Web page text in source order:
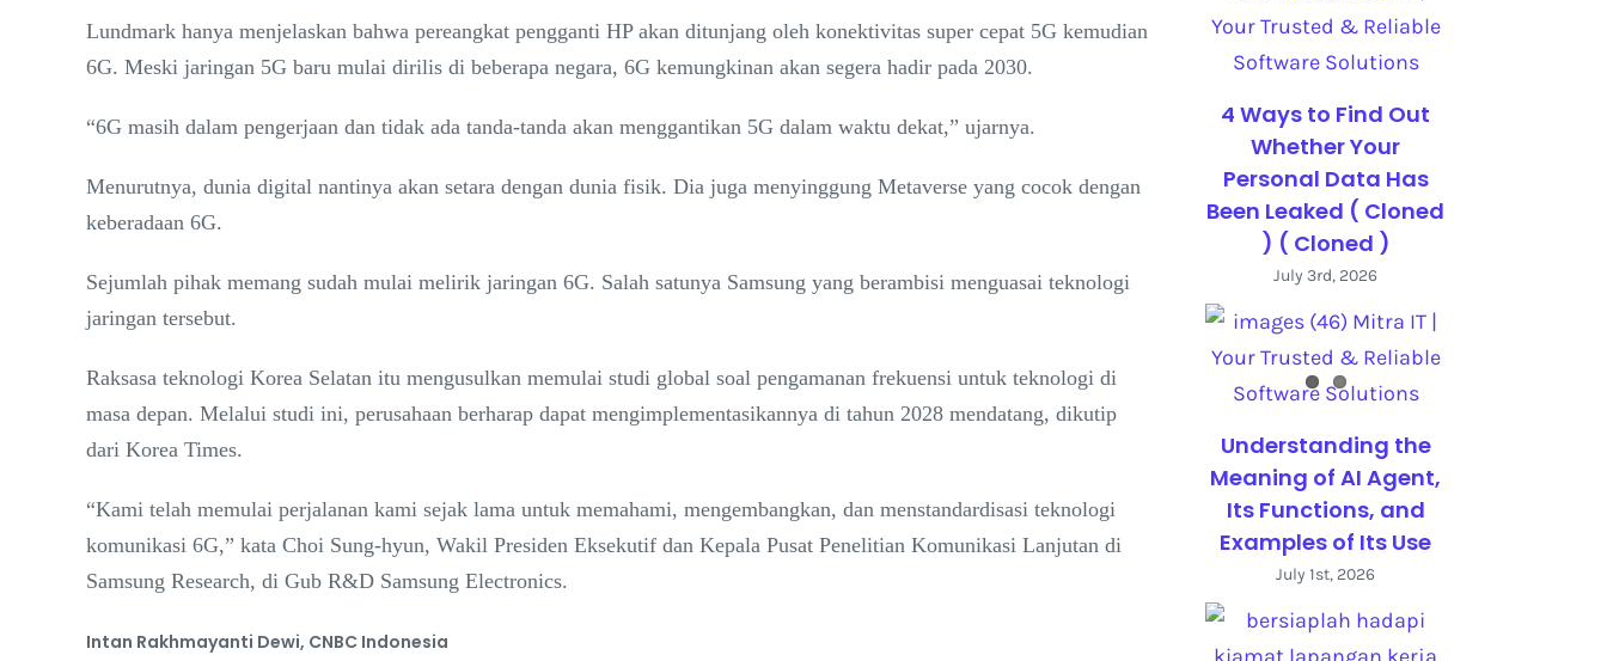
Lundmark hanya menjelaskan bahwa pereangkat pengganti HP akan ditunjang oleh konektivitas super cepat 5G kemudian
6G. Meski jaringan 5G baru mulai dirilis di beberapa negara, 6G kemungkinan akan segera hadir pada 2030.
“6G masih dalam pengerjaan dan tidak ada tanda-tanda akan menggantikan 5G dalam waktu dekat,” ujarnya.
Menurutnya, dunia digital nantinya akan setara dengan dunia fisik. Dia juga menyinggung Metaverse yang cocok dengan
keberadaan 6G.
Sejumlah pihak memang sudah mulai melirik jaringan 6G. Salah satunya Samsung yang berambisi menguasai teknologi
jaringan tersebut.
Raksasa teknologi Korea Selatan itu mengusulkan memulai studi global soal pengamanan frekuensi untuk teknologi di
masa depan. Melalui studi ini, perusahaan berharap dapat mengimplementasikannya di tahun 2028 mendatang, dikutip
dari Korea Times.
“Kami telah memulai perjalanan kami sejak lama untuk memahami, mengembangkan, dan menstandardisasi teknologi
komunikasi 6G,” kata Choi Sung-hyun, Wakil Presiden Eksekutif dan Kepala Pusat Penelitian Komunikasi Lanjutan di
Samsung Research, di Gub R&D Samsung Electronics.
Intan Rakhmayanti Dewi, CNBC Indonesia
4 Ways to Find Out
Whether Your
Personal Data Has
Been Leaked ( Cloned
) ( Cloned )
July 3rd, 2026
Understanding the
Meaning of AI Agent,
Its Functions, and
Examples of Its Use
July 1st, 2026